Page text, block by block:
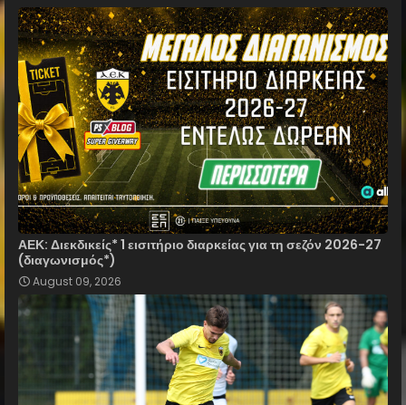
ΑΕΚ: Διεκδικείς* 1 εισιτήριο διαρκείας για τη σεζόν 2026-27
(διαγωνισμός*)
August 09, 2026